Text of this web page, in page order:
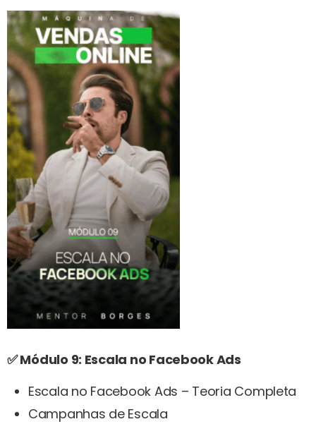
✅ Módulo 9: Escala no Facebook Ads
Escala no Facebook Ads – Teoria Completa
Campanhas de Escala